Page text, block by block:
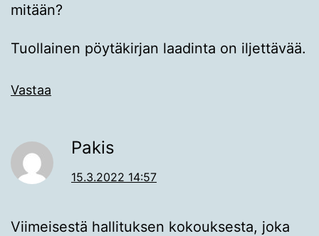
mitään?
Tuollainen pöytäkirjan laadinta on iljettävää.
Vastaa
Pakis
15.3.2022 14:57
Viimeisestä hallituksen kokouksesta, joka